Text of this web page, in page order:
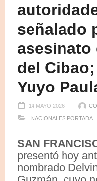
señalado
asesinato
del
Yuyo
14 MAYO 2026
NACIONALES PORTADA
SAN
presentó hoy
nombrado